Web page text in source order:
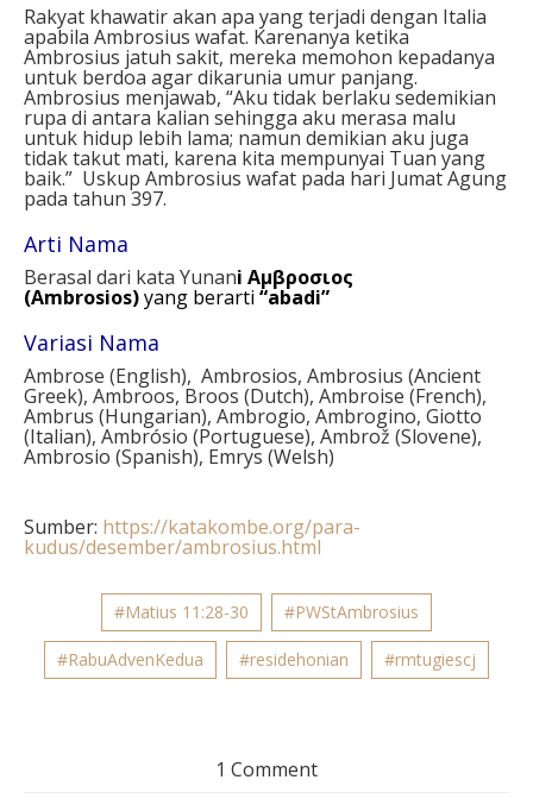
Rakyat khawatir akan apa yang terjadi dengan Italia
apabila Ambrosius wafat. Karenanya ketika
Ambrosius jatuh sakit, mereka memohon kepadanya
untuk berdoa agar dikarunia umur panjang.
Ambrosius menjawab, “Aku tidak berlaku sedemikian
rupa di antara kalian sehingga aku merasa malu
untuk hidup lebih lama; namun demikian aku juga
tidak takut mati, karena kita mempunyai Tuan yang
baik.” Uskup Ambrosius wafat pada hari Jumat Agung
pada tahun 397.
Arti Nama
Berasal dari kata Yunani Αμβροσιος
(Ambrosios)yang berarti “abadi”
Variasi Nama
Ambrose (English), Ambrosios, Ambrosius (Ancient
Greek), Ambroos, Broos (Dutch), Ambroise (French),
Ambrus (Hungarian), Ambrogio, Ambrogino, Giotto
(Italian), Ambrósio (Portuguese), Ambrož (Slovene),
Ambrosio (Spanish), Emrys (Welsh)
Sumber: https://katakombe.org/para-
kudus/desember/ambrosius.html
#Matius 11:28-30 #PWStAmbrosius
#RabuAdvenKedua #residehonian #rmtugiescj
1 Comment